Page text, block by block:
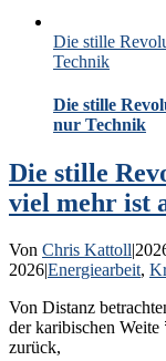
Die stille
Technik
Die stille
nur Technik
Die stille
viel mehr ist
Von Chris Kattoll|
2026|Energiearbeit,
Von Distanz
der karibischen
zurück,